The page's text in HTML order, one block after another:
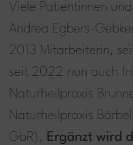
Viele Patientinnen
Andrea Egbers-
2013 Mitarbeiterin,
seit 2022 nun auch
Naturheilpraxis
Naturheilpraxis
GbR). Ergänzt wird